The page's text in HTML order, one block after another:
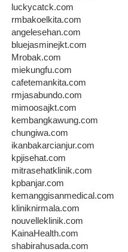
luckycatck.com
rmbakoelkita.com
angelesehan.com
bluejasminejkt.com
Mrobak.com
miekungfu.com
cafetemankita.com
rmjasabundo.com
mimoosajkt.com
kembangkawung.com
chungiwa.com
ikanbakarcianjur.com
kpjisehat.com
mitrasehatklinik.com
kpbanjar.com
kemanggisanmedical.com
kliniknirmala.com
nouvelleklinik.com
KainaHealth.com
shabirahusada.com